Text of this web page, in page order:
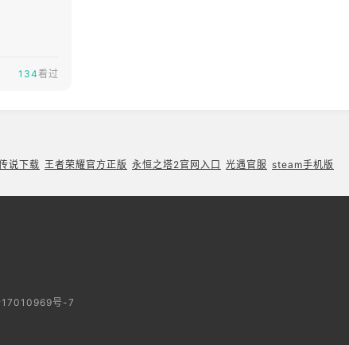
网站：
运营公
134看过
说下载 王者荣耀官方正版 永恒之塔2官网入口 光遇官服 steam手机版
17010969号-7